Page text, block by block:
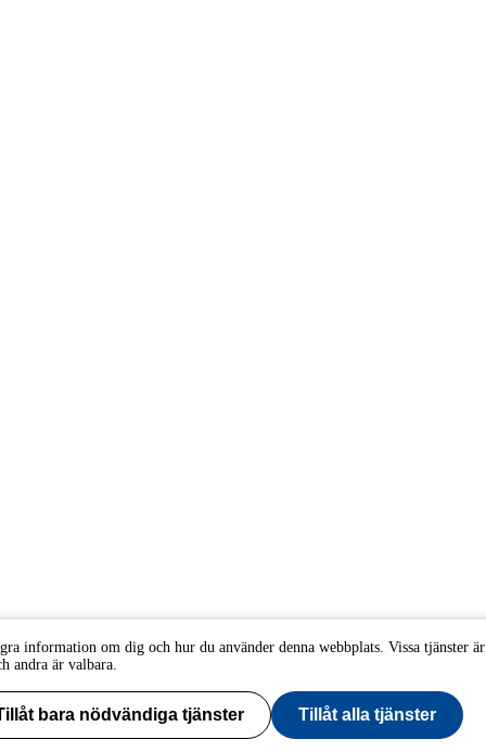
information om dig och hur du använder denna webbplats. Vissa tjänster är
andra är valbara.
bara nödvändiga tjänster Tillåt alla tjänster